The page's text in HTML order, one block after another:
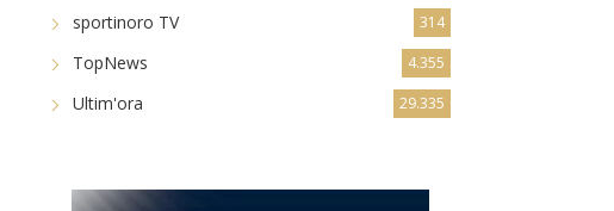
sportinoro TV 314
TopNews 4.355
Ultim'ora 29.335